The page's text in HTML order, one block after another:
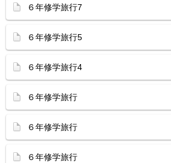
６年修学旅行7
６年修学旅行5
６年修学旅行4
６年修学旅行
６年修学旅行
６年修学旅行